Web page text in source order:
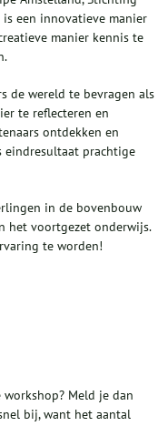
is een innovatieve manier
manier kennis te
de wereld te bevragen als
te reflecteren en
ontdekken en
eindresultaat prachtige
in de bovenbouw
het voortgezet onderwijs.
te worden!
Meld je dan
bij, want het aantal